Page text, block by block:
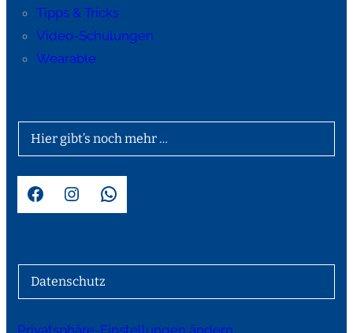
Tipps & Tricks
Video-Schulungen
Wearable
Hier gibt’s noch mehr …
Facebook Instagram WhatsApp
Datenschutz
Privatsphäre-Einstellungen ändern